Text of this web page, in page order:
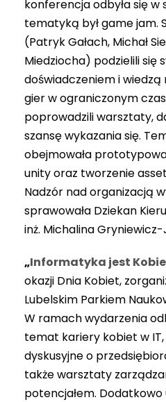
konferencja odbyła się w
tematyką był game jam.
(Patryk Gałach, Michał
Miedziocha) podzielili się
doświadczeniem i
gier w ograniczonym
poprowadzili warsztaty,
szansę wykazania się.
obejmowała
unity oraz tworzenie
Nadzór nad organizacją
sprawowała Dziekan
inż. Michalina
„Informatyka jest
okazji Dnia Kobiet,
Lubelskim Parkiem
W ramach wydarzenia
temat kariery kobiet w
dyskusyjne o
także warsztaty
potencjałem.